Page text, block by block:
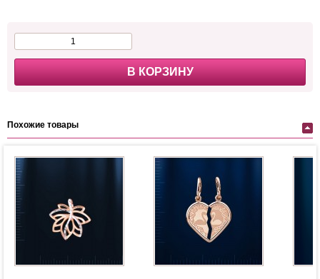
В КОРЗИНУ
Похожие товары